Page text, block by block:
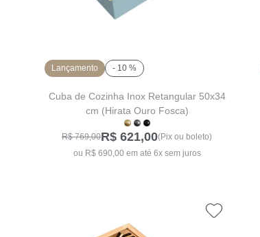
Lançamento - 10 %
Cuba de Cozinha Inox Retangular 50x34
cm (Hirata Ouro Fosca)
R$ 769,00R$ 621,00(Pix ou boleto)
ou R$ 690,00 em até 6x sem juros